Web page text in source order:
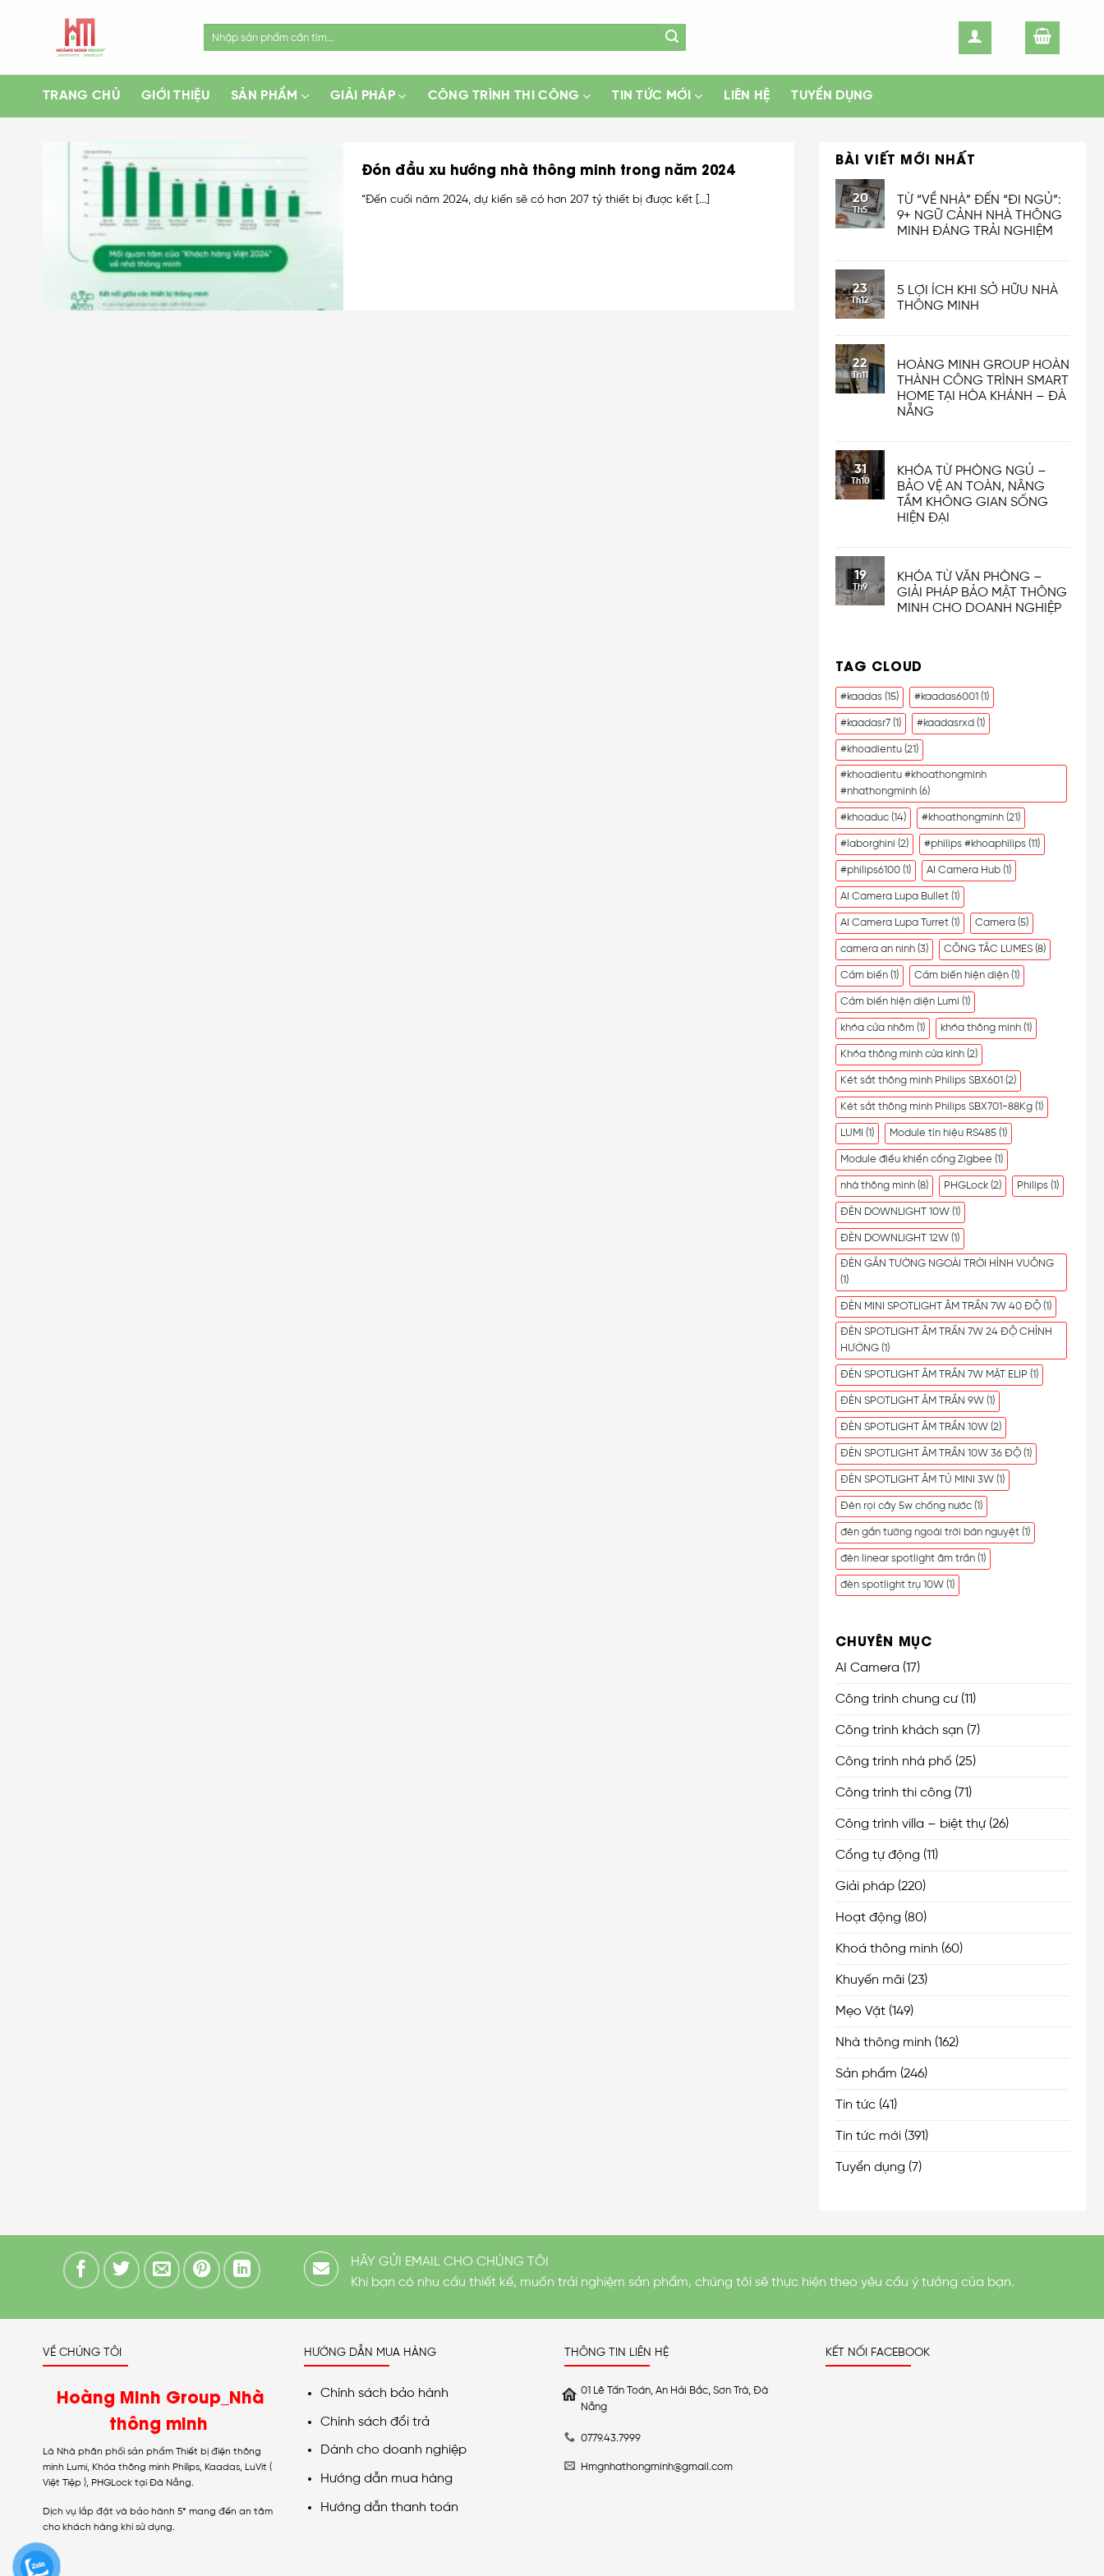
TRANG CHỦ GIỚI THIỆU SẢN PHẨM GIẢI PHÁP CÔNG TRÌNH THI CÔNG TIN TỨC MỚI LIÊN HỆ TUYỂN DỤNG
Đón đầu xu hướng nhà thông minh trong năm 2024
“Đến cuối năm 2024, dự kiến ​​sẽ có hơn 207 tỷ thiết bị được kết [...]
BÀI VIẾT MỚI NHẤT
20
Th5
TỪ “VỀ NHÀ” ĐẾN “ĐI NGỦ”:
9+ NGỮ CẢNH NHÀ THÔNG
MINH ĐÁNG TRẢI NGHIỆM
23
Th12
5 LỢI ÍCH KHI SỞ HỮU NHÀ
THÔNG MINH
22
Th11
HOÀNG MINH GROUP HOÀN
THÀNH CÔNG TRÌNH SMART
HOME TẠI HÒA KHÁNH – ĐÀ
NẴNG
31
Th10
KHÓA TỪ PHÒNG NGỦ –
BẢO VỆ AN TOÀN, NÂNG
TẦM KHÔNG GIAN SỐNG
HIỆN ĐẠI
19
Th9
KHÓA TỪ VĂN PHÒNG –
GIẢI PHÁP BẢO MẬT THÔNG
MINH CHO DOANH NGHIỆP
TAG CLOUD
#kaadas (15) #kaadas6001 (1)
#kaadasr7 (1) #kaadasrxd (1)
#khoadientu (21)
#khoadientu #khoathongminh
#nhathongminh (6)
#khoaduc (14) #khoathongminh (21)
#laborghini (2) #philips #khoaphilips (11)
#philips6100 (1) AI Camera Hub (1)
AI Camera Lupa Bullet (1)
AI Camera Lupa Turret (1) Camera (5)
camera an ninh (3) CÔNG TẮC LUMES (8)
Cảm biến (1) Cảm biến hiện diện (1)
Cảm biến hiện diện Lumi (1)
khóa cửa nhôm (1) khóa thông minh (1)
Khóa thông minh cửa kính (2)
Két sắt thông minh Philips SBX601 (2)
Két sắt thông minh Philips SBX701-88Kg (1)
LUMI (1) Module tín hiệu RS485 (1)
Module điều khiển cổng Zigbee (1)
nhà thông minh (8) PHGLock (2) Philips (1)
ĐÈN DOWNLIGHT 10W (1)
ĐÈN DOWNLIGHT 12W (1)
ĐÈN GẮN TƯỜNG NGOÀI TRỜI HÌNH VUÔNG
(1)
ĐÈN MINI SPOTLIGHT ÂM TRẦN 7W 40 ĐỘ (1)
ĐÈN SPOTLIGHT ÂM TRẦN 7W 24 ĐỘ CHỈNH
HƯỚNG (1)
ĐÈN SPOTLIGHT ÂM TRẦN 7W MẶT ELIP (1)
ĐÈN SPOTLIGHT ÂM TRẦN 9W (1)
ĐÈN SPOTLIGHT ÂM TRẦN 10W (2)
ĐÈN SPOTLIGHT ÂM TRẦN 10W 36 ĐỘ (1)
ĐÈN SPOTLIGHT ÂM TỦ MINI 3W (1)
Đèn rọi cây 5w chống nước (1)
đèn gắn tường ngoài trời bán nguyệt (1)
đèn linear spotlight âm trần (1)
đèn spotlight trụ 10W (1)
CHUYÊN MỤC
AI Camera (17)
Công trình chung cư(11)
Công trình khách sạn (7)
Công trình nhà phố (25)
Công trình thi công (71)
Công trình villa – biệt thự(26)
Cổng tự động (11)
Giải pháp (220)
Hoạt động (80)
Khoá thông minh (60)
Khuyến mãi (23)
Mẹo Vặt (149)
Nhà thông minh (162)
Sản phẩm (246)
Tin tức (41)
Tin tức mới (391)
Tuyển dụng (7)
HÃY GỬI EMAIL CHO CHÚNG TÔI
Khi bạn có nhu cầu thiết kế, muốn trải nghiệm sản phẩm, chúng tôi sẽ thực hiện theo yêu cầu ý tưởng của bạn.
VỀ CHÚNG TÔI
Hoàng Minh Group_Nhà
thông minh
Là Nhà phân phối sản phẩm Thiết bị điện thông
minh Lumi, Khóa thông minh Philips, Kaadas, LuVit (
Việt Tiệp ), PHGLock tại Đà Nẵng.
Dịch vụ lắp đặt và bảo hành 5* mang đến an tâm
cho khách hàng khi sử dụng.
HƯỚNG DẪN MUA HÀNG
Chính sách bảo hành
Chính sách đổi trả
Dành cho doanh nghiệp
Hướng dẫn mua hàng
Hướng dẫn thanh toán
THÔNG TIN LIÊN HỆ
01 Lê Tấn Toán, An Hải Bắc, Sơn Trà, Đà
Nẵng
0779.43.7999
Hmgnhathongminh@gmail.com
KẾT NỐI FACEBOOK